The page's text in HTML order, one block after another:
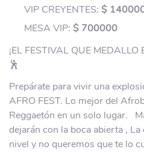
VIP CREYENTES: $
MESA VIP: $ 700000
¡EL FESTIVAL QUE
🕺
Prepárate para vivir una
AFRO FEST. Lo mejor del
Reggaetón en un solo lugar.
dejarán con la boca abierta ,
nivel y no queremos que te lo